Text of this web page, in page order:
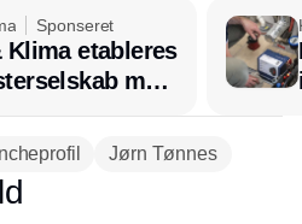
Sponseret
Klima etableres
med
Jørn Tønnes
Annonce